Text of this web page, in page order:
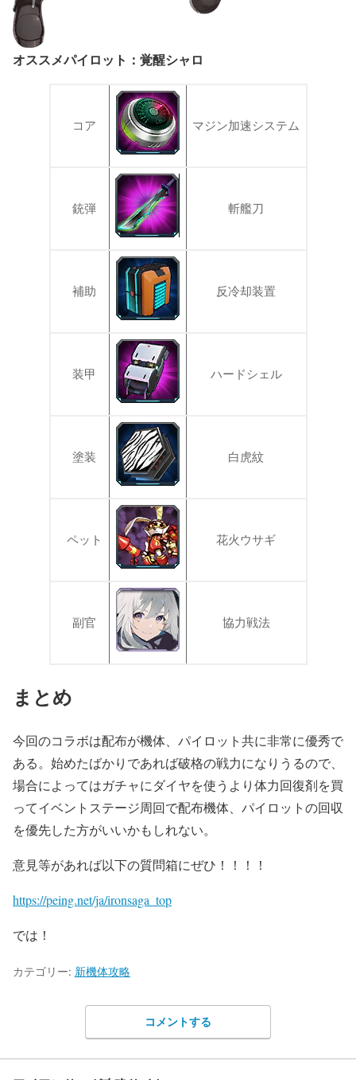
オススメパイロット：覚醒シャロ
コア マジン加速システム
銃弾 斬艦刀
補助 反冷却装置
装甲 ハードシェル
塗装 白虎紋
ペット 花火ウサギ
副官 協力戦法
まとめ
今回のコラボは配布が機体、パイロット共に非常に優秀で
ある。始めたばかりであれば破格の戦力になりうるので、
場合によってはガチャにダイヤを使うより体力回復剤を買
ってイベントステージ周回で配布機体、パイロットの回収
を優先した方がいいかもしれない。
意見等があれば以下の質問箱にぜひ！！！！
https://peing.net/ja/ironsaga_top
では！
カテゴリー: 新機体攻略
コメントする